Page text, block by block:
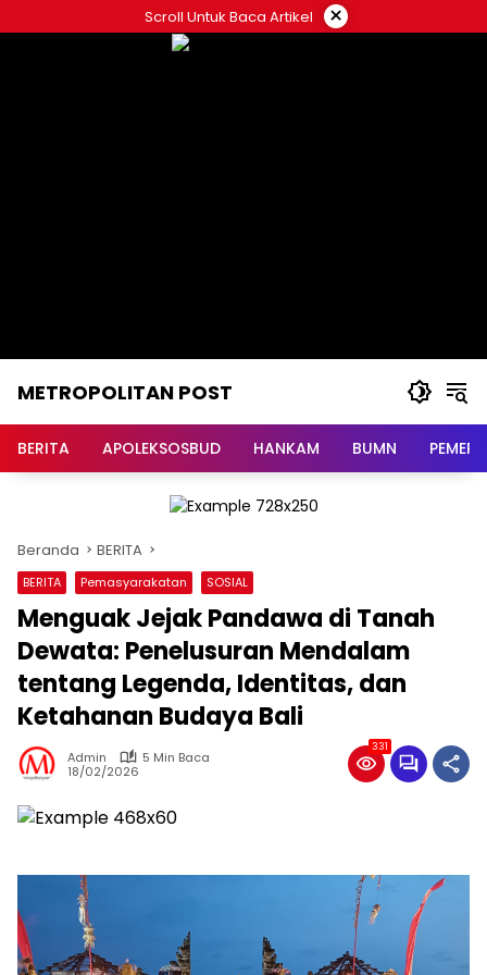
ke
Scroll Untuk Baca Artikel ×
METROPOLITAN POST
BERITA APOLEKSOSBUD HANKAM BUMN
Beranda BERITA
BERITA Pemasyarakatan SOSIAL
Menguak Jejak Pandawa di Tanah
Dewata: Penelusuran Mendalam
tentang Legenda, Identitas, dan
Ketahanan Budaya Bali
Admin
5 Min Baca
18/02/2026
331